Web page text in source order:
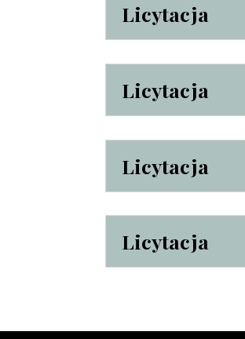
Licytacja
Licytacja
Licytacja
Licytacja